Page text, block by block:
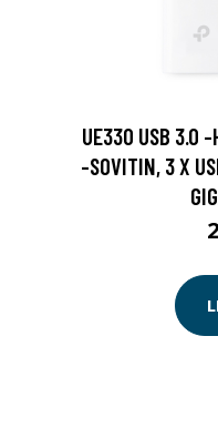
UE330 USB 3.0 -
-SOVITIN, 3 X